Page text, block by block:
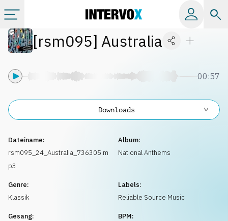
Kategorien
Alle Alben
Playlists
[rsm095] Australia
00:57
Dateiname:
rsm095_24_Australia_736305.m
p3
Album:
National Anthems
Genre:
Klassik
Labels:
Reliable Source Music
Gesang:
BPM:
Downloads